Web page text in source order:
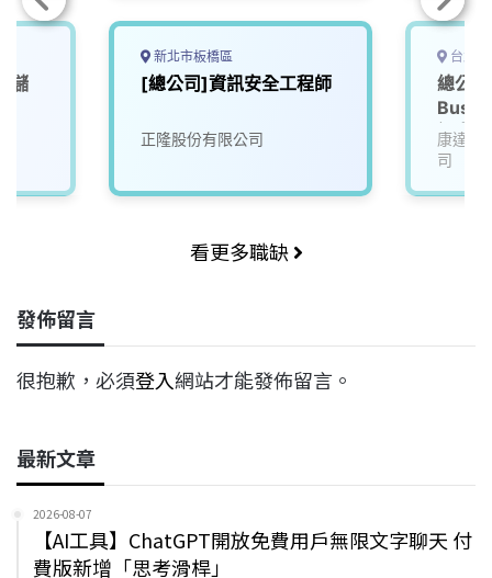
儲
新北市板橋區
[總公司]資訊安全工程師
正隆股份有限公司
台北
總公
訊安
康達盛
司
看更多職缺
發佈留言
很抱歉，必須登入網站才能發佈留言。
最新文章
2026-08-07
【AI工具】ChatGPT開放免費用戶無限文字聊天 付
費版新增「思考滑桿」